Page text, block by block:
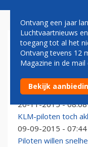
VERHAGEN
'Nederlands
Emirates
20-11-2015 - 08:08
KLM-piloten toch
09-09-2015 - 07:44
Piloten willen
Ontvang een jaar
Luchtvaartnieuws
toegang tot al het
Ontvang tevens 12
Magazine in de
Bekijk